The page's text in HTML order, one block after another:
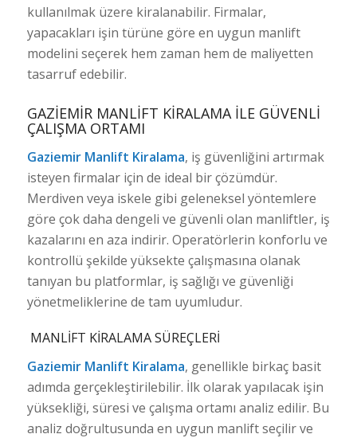
kullanılmak üzere kiralanabilir. Firmalar,
yapacakları işin türüne göre en uygun manlift
modelini seçerek hem zaman hem de maliyetten
tasarruf edebilir.
GAZIEMIR MANLIFT KIRALAMA ILE GÜVENLI
ÇALIŞMA ORTAMI
Gaziemir Manlift Kiralama, iş güvenliğini artırmak
isteyen firmalar için de ideal bir çözümdür.
Merdiven veya iskele gibi geleneksel yöntemlere
göre çok daha dengeli ve güvenli olan manliftler, iş
kazalarını en aza indirir. Operatörlerin konforlu ve
kontrollü şekilde yüksekte çalışmasına olanak
tanıyan bu platformlar, iş sağlığı ve güvenliği
yönetmeliklerine de tam uyumludur.
MANLIFT KIRALAMA SÜREÇLERI
Gaziemir Manlift Kiralama, genellikle birkaç basit
adımda gerçekleştirilebilir. İlk olarak yapılacak işin
yüksekliği, süresi ve çalışma ortamı analiz edilir. Bu
analiz doğrultusunda en uygun manlift seçilir ve